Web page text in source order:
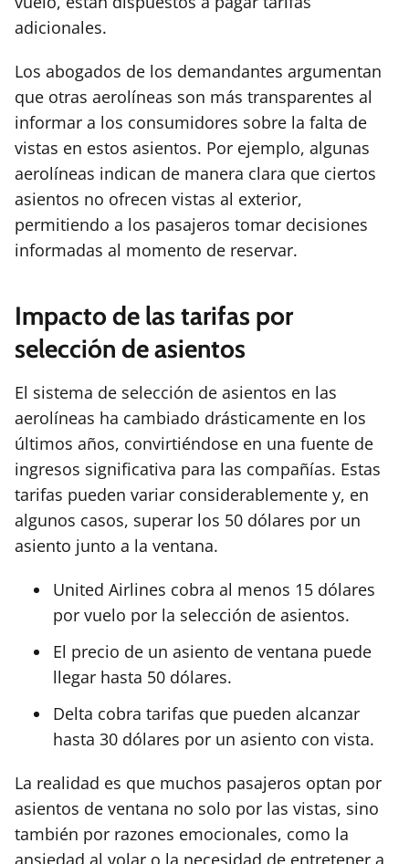
adicionales.
Los abogados de los demandantes argumentan
que otras aerolíneas son más transparentes al
informar a los consumidores sobre la falta de
vistas en estos asientos. Por ejemplo, algunas
aerolíneas indican de manera clara que ciertos
asientos no ofrecen vistas al exterior,
permitiendo a los pasajeros tomar decisiones
informadas al momento de reservar.
Impacto de las tarifas por
selección de asientos
El sistema de selección de asientos en las
aerolíneas ha cambiado drásticamente en los
últimos años, convirtiéndose en una fuente de
ingresos significativa para las compañías. Estas
tarifas pueden variar considerablemente y, en
algunos casos, superar los 50 dólares por un
asiento junto a la ventana.
United Airlines cobra al menos 15 dólares
por vuelo por la selección de asientos.
El precio de un asiento de ventana puede
llegar hasta 50 dólares.
Delta cobra tarifas que pueden alcanzar
hasta 30 dólares por un asiento con vista.
La realidad es que muchos pasajeros optan por
asientos de ventana no solo por las vistas, sino
también por razones emocionales, como la
ansiedad al volar o la necesidad de entretener a